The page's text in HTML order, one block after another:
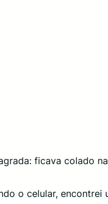
ficava colado
o celular, encontrei